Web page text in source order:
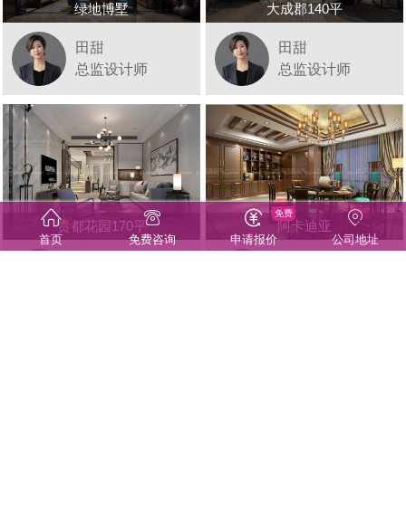
绿地博墅
田甜
总监设计师
大成郡140平
田甜
总监设计师
贵都花园170平 阿卡迪亚
首页 免费咨询 申请报价
免费
公司地址